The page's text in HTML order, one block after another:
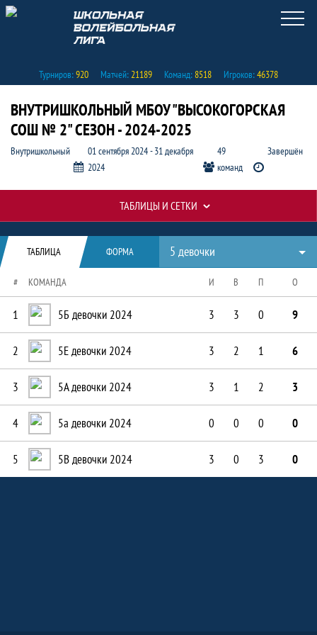
Турниров:920 Матчей:21189 Команд:8518 Игроков:46378
ВНУТРИШКОЛЬНЫЙ МБОУ "ВЫСОКОГОРСКАЯ
СОШ № 2" СЕЗОН - 2024-2025
Внутришкольный
01 сентября 2024 - 31 декабря
2024
49
команд
Завершён
5 девочки - Таблица
ТАБЛИЦА ФОРМА 5 девочки
# КОМАНДА И В П О
1 5Б девочки 2024 3 3 0 9
2 5Е девочки 2024 3 2 1 6
3 5А девочки 2024 3 1 2 3
4 5а девочки 2024 0 0 0 0
5 5В девочки 2024 3 0 3 0
ТАБЛИЦЫ И СЕТКИ
Таблицы турнира